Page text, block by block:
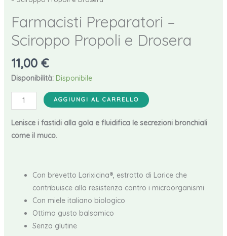
Farmacisti Preparatori –
Sciroppo Propoli e Drosera
11,00 €
Disponibilità: Disponibile
Farmacisti
Preparatori
-
Sciroppo
Drosera
quantità
AGGIUNGI AL CARRELLO
Lenisce i fastidi alla gola e fluidifica le secrezioni bronchiali
come il muco.
Con brevetto Larixicina®, estratto di Larice che
contribuisce alla resistenza contro i microorganismi
Con miele italiano biologico
Ottimo gusto balsamico
Senza glutine